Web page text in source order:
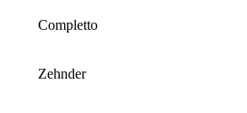
Completto
Zehnder